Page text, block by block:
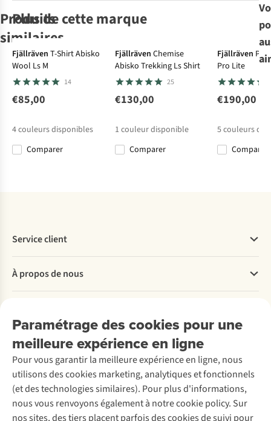
Produits
similaires
Smartwool
Shirt Men'S
Active Short
Fjällräven
Shirt Archive
Logo T-Shirt M
Smartwool
Shirt Men'S
Winding Trail
Active Short
icebreaker
Shirt M Mer 150
Tech Lite Ss
Tee
Plus de cette marque
Fjällräven T-Shirt Abisko
Wool Ls M
14
€85,00
4couleurs disponibles
Comparer
Fjällräven Chemise
Abisko Trekking Ls Shirt
25
€130,00
1 couleur disponible
Comparer
Avis
Fjällräven
Pro Lite
€190,00
5couleurs
Comparer
Paramétrage des cookies pour une
meilleure expérience en ligne
Pour vous garantir la meilleure expérience en ligne, nous
utilisons des cookies marketing, analytiques et fonctionnels
(et des technologies similaires). Pour plus d'informations,
nous vous renvoyons également à notre cookie policy. Sur
nos sites, des tiers placent parfois des cookies de suivi pour
Service client
Commander
Payer
Retourner
Rétractation d'une commande
Entretien & réparations
Garantie
Contactez-nous
À propos de nous
Entreprise responsable
À propos d’Ayacucho
Nos magasins
À propos d’A.S.Adventure
Déclaration d'accessibilité
Location / Location sports d’hiver
Seconde-main
Entretien de ski
Service de lavage
Entretien de chaussures
Réparation de chaussures
Découvrez
A.S.Magazine
Explore Camp
Expertise & conseils